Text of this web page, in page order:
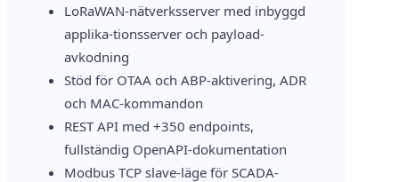
LoRaWAN-nätverksserver med inbyggd
applika-tionsserver och payload-
avkodning
Stöd för OTAA och ABP-aktivering, ADR
och MAC-kommandon
REST API med +350 endpoints,
fullständig OpenAPI-dokumentation
Modbus TCP slave-läge för SCADA-